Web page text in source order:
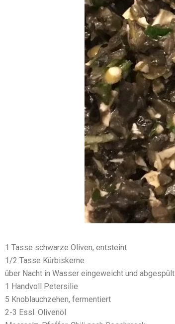
1 Tasse schwarze Oliven, entsteint
1/2 Tasse Kürbiskerne
über Nacht in Wasser eingeweicht und abgespült
1 Handvoll Petersilie
5 Knoblauchzehen, fermentiert
2-3 Essl. Olivenöl